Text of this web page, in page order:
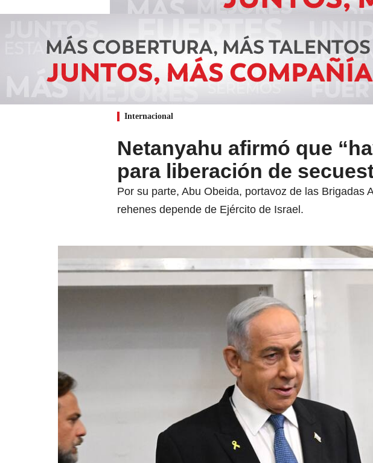
Internacional
Netanyahu afirmó que
para liberación de
Por su parte, Abu Obeida, portavoz de las
rehenes depende de Ejército de Israel.